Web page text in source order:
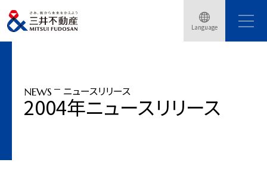
Language
トップページ ニュースリリース
「COREDO日本橋」クリスマスフェア開催(2004年11月19日〜12月25日)
NEWS ニュースリリース
2004年ニュースリリース